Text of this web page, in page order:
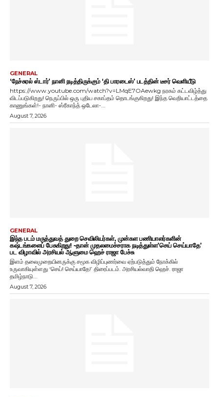
GENERAL
‘நேச்சுரல் ஸ்டார்’ நானி நடித்திருக்கும் ‘தி பாரடைஸ்’ படத்தின் டீசர் வெளியீடு
https://www.youtube.com/watch?v=LMqE7OAewkg நரகம் கட்டவிழ்த்து
விடப்படுகிறது! நெருப்பில் ஒரு புதிய சகாப்தம் தொடங்குகிறது! இந்த வெறியாட்டத்தை
காணுங்கள்!- நானி- ஸ்ரீகாந்த் ஒடேலா-...
August 7, 2026
GENERAL
இந்த படம் மருத்துவத் துறை செவிலியர்கள், முன்கள பணியாளர்களின்
கஷ்டங்களைப் பேசுகிறது! -தான் முதலமைச்சராக நடித்துள்ள’செய் செய்யாதே’
பட விழாவில் அரசியல் ஆளுமை ஹெச் ராஜா பேச்சு
இளம் தலைமுறையினருக்கு சமூக விழிப்புணர்வை ஏற்படுத்தும் நோக்கில்
உருவாகியுள்ளது ‘செய்! செய்யாதே!’ திரைப்படம். அரசியல்வாதி ஹெச். ராஜா
தமிழ்நாடு...
August 7, 2026